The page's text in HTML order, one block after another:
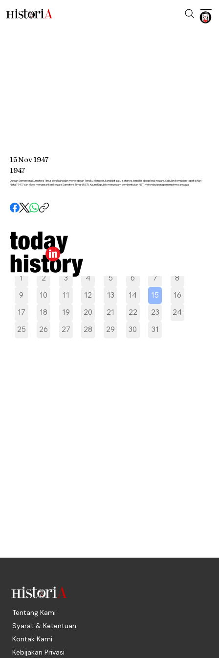
Pilih tanggal
1 2 3 4 5 6 7
8
9
10 11 12 13 14 15
16
17
18 19 20 21 22 23
24
25
26 27 28 29 30 31
15Nov1947
1947
Dewan Sementara Sumatera Timur bersidang dan menetapkan Tengku Mansoer, kandidat satu-satunya, terpilih sebagai wali negara. Sebulan kemudian, tepat di hari
Natal1947, Van Mook mengesahkan Negara Sumatera Timur (NST). Kaum Republik mengecam pembentukan NST, menyebut para pemimpinnya sebagai
Tentang Kami
Syarat & Ketentuan
Kontak Kami
Kebijakan Privasi